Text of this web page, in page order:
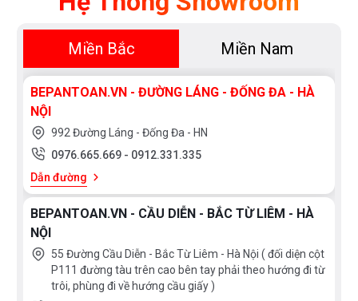
thoát nước nhanh và cơ chế ngăn mùi hôi hiệu quả.
Thiết kế vát cạnh tinh tế giúp dễ dàng lau chùi và
Bảo hành chính hãng 5 (năm) cho chậu rửa – 3
(năm) cho hệ thống ống xả
Miền Bắc Miền Nam
BEPANTOAN.VN - ĐƯỜNG LÁNG - ĐỐNG ĐA - HÀ
NỘI
992 Đường Láng - Đống Đa - HN
0976.665.669 - 0912.331.335
Dẫn đường
BEPANTOAN.VN - CẦU DIỄN - BẮC TỪ LIÊM - HÀ
NỘI
55 Đường Cầu Diễn - Bắc Từ Liêm - Hà Nội ( đối diện cột
P111 đường tàu trên cao bên tay phải theo hướng đi từ
trôi, phùng đi về hướng cầu giấy )